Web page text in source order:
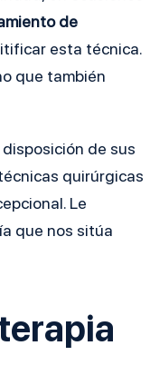
de
esta técnica.
que también
disposición de sus
quirúrgicas
Le
que nos sitúa